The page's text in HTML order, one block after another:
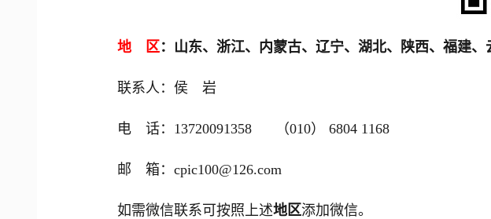
地 区：山东、浙江、内蒙古、辽宁、湖北、陕西、福建
联系人：侯 岩
电 话：13720091358 （010） 6804 1168
邮 箱：cpic100@126.com
如需微信联系可按照上述地区添加微信。